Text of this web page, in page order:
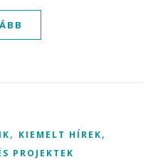
, KIEMELT HÍREK,
PROJEKTEK